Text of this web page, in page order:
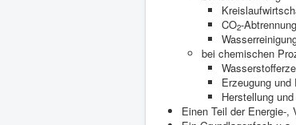
CO2-
bei chemischen
Erzeugung
Herstellung
Einen Teil der Energie-,